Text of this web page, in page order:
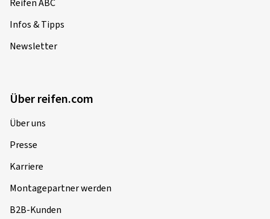
Reifen ABC
Infos & Tipps
Newsletter
Über reifen.com
Über uns
Presse
Karriere
Montagepartner werden
B2B-Kunden